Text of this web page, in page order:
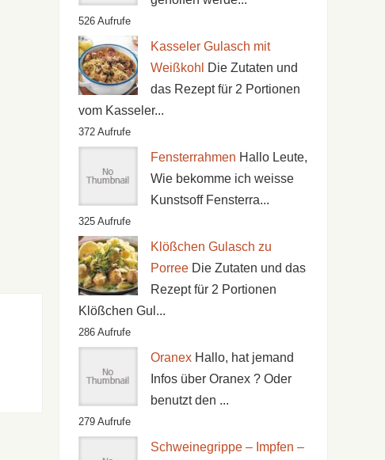
526 Aufrufe
Kasseler Gulasch mit
Weißkohl
Die Zutaten und
das Rezept für 2 Portionen
vom Kasseler...
372 Aufrufe
Fensterrahmen Hallo Leute,
Wie bekomme ich weisse
Kunstsoff Fensterra...
325 Aufrufe
Klößchen Gulasch zu
Porree Die Zutaten und das
Rezept für 2 Portionen
Klößchen Gul...
286 Aufrufe
Oranex Hallo, hat jemand
Infos über Oranex ? Oder
benutzt den ...
279 Aufrufe
Schweinegrippe – Impfen –